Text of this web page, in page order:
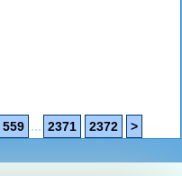
559 ... 2371 2372 >